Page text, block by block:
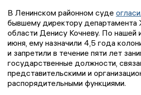
В Ленинском районном суде
бывшему директору
области Денису Кочневу. По нашей
июня, ему назначили 4,5 года
и запретили в течение пяти лет
государственные должности,
представительскими и
распорядительными функциями.